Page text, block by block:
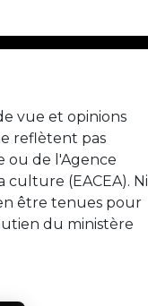
vue et opinions
reflètent pas
ou de l'Agence
(EACEA). Ni
être tenues pour
du ministère